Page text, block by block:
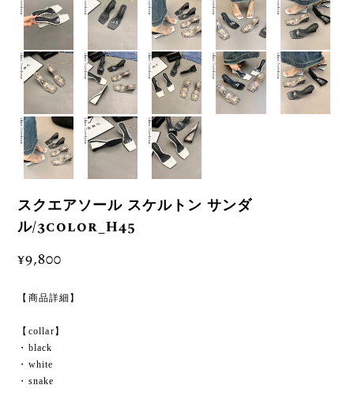
スクエアソール スケルトン サンダ
ル/3color_H45
¥9,800
【商品詳細】
【collar】
・black
・white
・snake